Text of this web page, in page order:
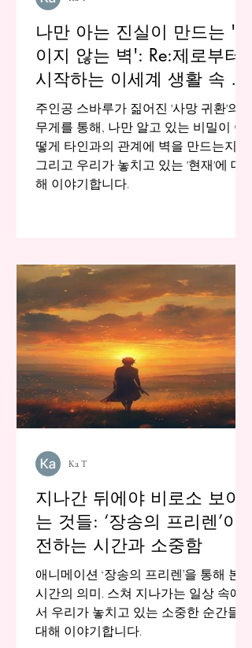
나만 아는 진실이 만드는 '보
이지 않는 벽': Re:제로부터
시작하는 이세계 생활 속 고
독에 대하여
주인공 스바루가 짊어진 '사망 귀환'의
무게를 통해, 나만 알고 있는 비밀이 어
떻게 타인과의 관계에 벽을 만드는지,
그리고 우리가 놓치고 있는 '현재'에 대
해 이야기합니다.
지나간 뒤에야 비로소 보이
는 것들: ‘장송의 프리렌’이
전하는 시간과 소중함
애니메이션 ‘장송의 프리렌’을 통해 본
시간의 의미. 스쳐 지나가는 일상 속에
서 우리가 놓치고 있는 소중한 순간들에
대해 이야기합니다.
Ka T